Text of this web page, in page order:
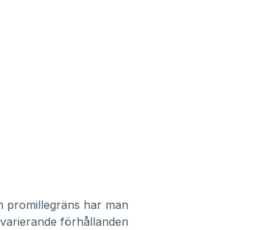
promillegräns har man
förhållanden